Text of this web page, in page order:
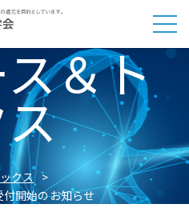
＆ト
クス
開始のお知らせ